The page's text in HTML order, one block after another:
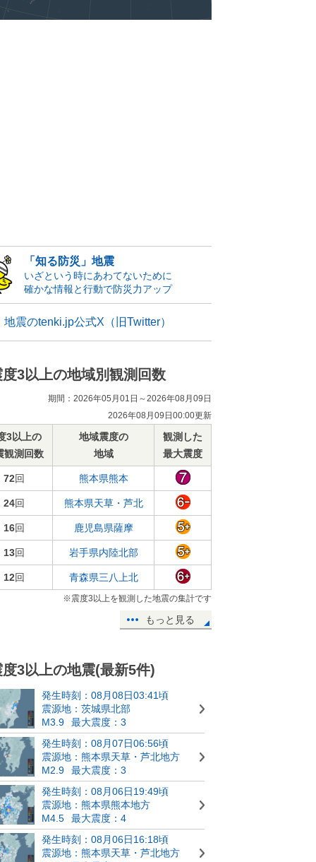
「知る防災」地震
いざという時にあわてないために
確かな情報と行動で防災力アップ
地震のtenki.jp公式X（旧Twitter）
度3以上の地域別観測回数
期間：2026年05月01日～2026年08月09日
2026年08月09日00:00更新
3以上の
観測回数
地域震度の
地域
観測した
最大震度
72回 熊本県熊本
24回 熊本県天草・芦北
16回 鹿児島県薩摩
13回 岩手県内陸北部
12回 青森県三八上北
※震度3以上を観測した地震の集計です
もっと見る
度3以上の地震(最新5件)
発生時刻：08月08日03:41頃
震源地：茨城県北部
M3.9
最大震度：3
発生時刻：08月07日06:56頃
震源地：熊本県天草・芦北地方
M2.9
最大震度：3
発生時刻：08月06日19:49頃
震源地：熊本県熊本地方
M4.5
最大震度：4
発生時刻：08月06日16:18頃
震源地：熊本県天草・芦北地方